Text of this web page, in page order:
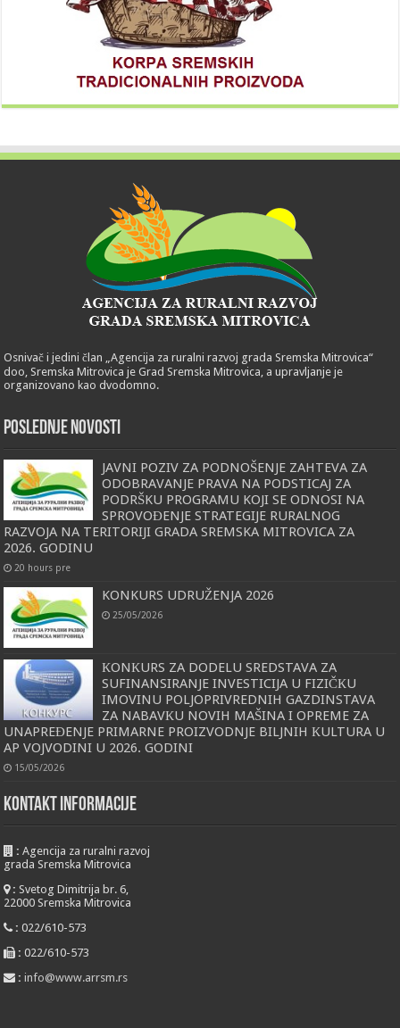
Osnivač i jedini član „Agencija za ruralni razvoj grada Sremska Mitrovica“
doo, Sremska Mitrovica je Grad Sremska Mitrovica, a upravljanje je
organizovano kao dvodomno.
POSLEDNJE NOVOSTI
JAVNI POZIV ZA PODNOŠENJE ZAHTEVA ZA
ODOBRAVANJE PRAVA NA PODSTICAJ ZA
PODRŠKU PROGRAMU KOJI SE ODNOSI NA
SPROVOĐENJE STRATEGIJE RURALNOG
RAZVOJA NA TERITORIJI GRADA SREMSKA MITROVICA ZA
2026. GODINU
20 hours pre
KONKURS UDRUŽENJA 2026
25/05/2026
КONКURS ZA DODELU SREDSTAVA ZA
SUFINANSIRANJE INVESTICIJA U FIZIČКU
IMOVINU POLJOPRIVREDNIH GAZDINSTAVA
ZA NABAVКU NOVIH MAŠINA I OPREME ZA
UNAPREĐENJE PRIMARNE PROIZVODNJE BILJNIH КULTURA U
AP VOJVODINI U 2026. GODINI
15/05/2026
KONTAKT INFORMACIJE
:Agencija za ruralni razvoj
grada Sremska Mitrovica
: Svetog Dimitrija br. 6,
22000 Sremska Mitrovica
:022/610-573
:022/610-573
: info@www.arrsm.rs